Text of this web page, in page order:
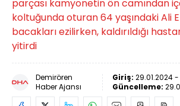
parçası kamyonetin ön camından
koltuğunda oturan 64 yaşındaki Ali
bacakları ezilirken, kaldırıldığı
yitirdi
Demirören
Haber Ajansı
Giriş: 29.01.2024 -
Güncelleme: